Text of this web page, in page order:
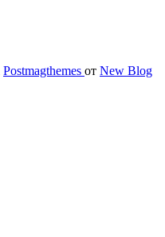
Postmagthemes от New Blog